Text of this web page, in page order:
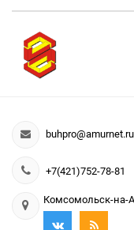
buhpro@amurnet.ru
+7(421)752-78-81
Комсомольск-на-